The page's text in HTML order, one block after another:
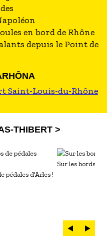
en bord de Rhône
depuis le Point de
Saint-Louis-du-Rhône
THIBERT >
pédales d'Arles !
Sur les bords du